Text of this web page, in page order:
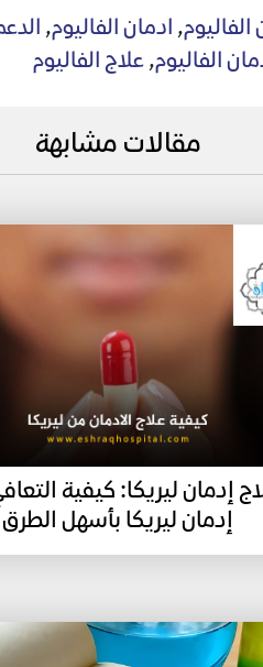
, ادمان الفاليوم,
الفاليوم,علاج الفاليوم
مقالات مشابهة
إدمان ليريكا: كيفية
إدمان ليريكا بأسهل الطرق